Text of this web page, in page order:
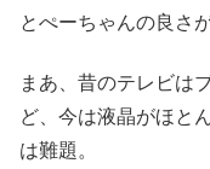
とぺーちゃんの良さ
まあ、昔のテレビは
ど、今は液晶がほと
は難題。